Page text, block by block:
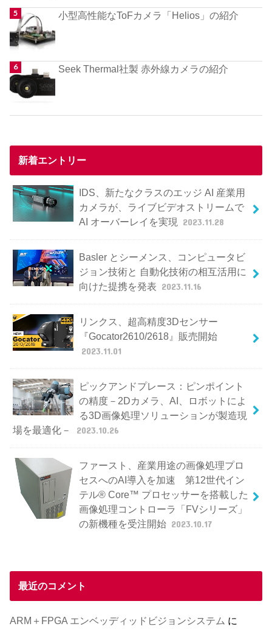
小型高性能なToFカメラ「Helios」の紹介
Seek Thermal社製 赤外線カメラの紹介
新着エントリー
IDS、新たなクラスのエッジ AI 産業用
カメラが、ライブビデオストリームで
AI オーバーレイを実現
2023.11.28
Basler とシーメンス、コンピュータビ
ジョン技術と 自動化技術の相互活用に
向けた提携を発表 2023.11.16
リンクス、超高精度3Dセンサー
『Gocator2610/2618』販売開始
2023.11.01
ピックアンドプレース：ピンポイント
の精度－2Dカメラ、AI、ロボットによ
る3D画像処理ソリューションが製造現
場を最適化－
2023.10.26
ファースト、産業用途の画像処理プロ
セスへのAI導入を加速 第12世代イン
テル® Core™ プロセッサーを搭載した
画像処理コントローラ「FVシリーズ」
の新機種を受注開始 2023.10.17
最近のコメント
ARM＋FPGA エンベッディッドビジョンシステム に